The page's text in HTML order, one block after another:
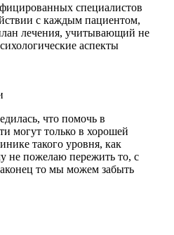
специалистов
с каждым пациентом,
лечения, учитывающий не
аспекты
что помочь в
могут только в хорошей
такого уровня, как
не пожелаю пережить то, с
то мы можем забыть